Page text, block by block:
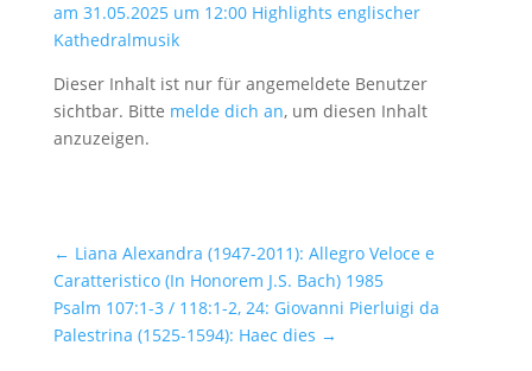
am 31.05.2025 um 12:00 Highlights englischer
Kathedralmusik
Dieser Inhalt ist nur für angemeldete Benutzer
sichtbar. Bitte melde dich an, um diesen Inhalt
anzuzeigen.
← Liana Alexandra (1947-2011): Allegro Veloce e
Caratteristico (In Honorem J.S. Bach) 1985
Psalm 107:1-3 / 118:1-2, 24: Giovanni Pierluigi da
Palestrina (1525-1594): Haec dies →